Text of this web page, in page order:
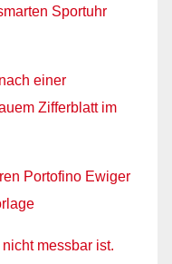
Sportuhr
einer
Zifferblatt im
Portofino Ewiger
messbar ist.